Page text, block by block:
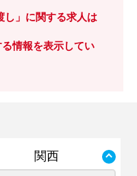
し」に関する求人は
る情報を表示してい
関西